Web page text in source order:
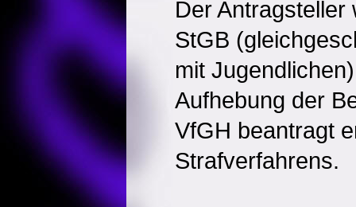
Der Antragsteller
StGB
mit
Aufhebung der
VfGH beantragt
Strafverfahrens.